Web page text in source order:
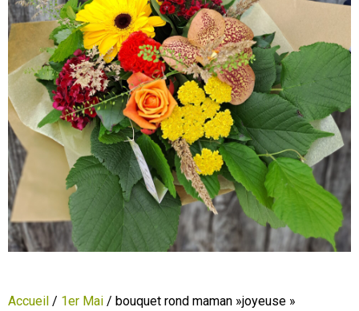
Accueil / 1er Mai / bouquet rond maman »joyeuse »